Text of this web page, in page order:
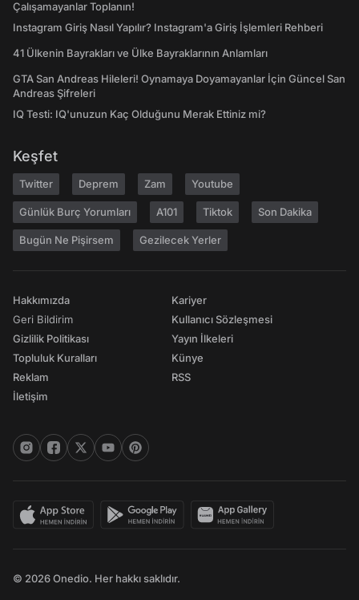
Çalışamayanlar Toplanın!
Instagram Giriş Nasıl Yapılır? Instagram'a Giriş İşlemleri Rehberi
41 Ülkenin Bayrakları ve Ülke Bayraklarının Anlamları
GTA San Andreas Hileleri! Oynamaya Doyamayanlar İçin Güncel San
Andreas Şifreleri
IQ Testi: IQ'unuzun Kaç Olduğunu Merak Ettiniz mi?
Keşfet
Twitter Deprem Zam Youtube
Günlük Burç Yorumları A101 Tiktok Son Dakika
Bugün Ne Pişirsem Gezilecek Yerler
Hakkımızda
Geri Bildirim
Gizlilik Politikası
Topluluk Kuralları
Reklam
İletişim
Kariyer
Kullanıcı Sözleşmesi
Yayın İlkeleri
Künye
RSS
© 2026 Onedio. Her hakkı saklıdır.